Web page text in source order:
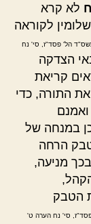
ח לא קרא
לקוראה
הל' פסד"ז, סי' נח
הצדקה
קריאת
התורה, כדי
במנחה של
הרחה
מניעה,
הטבק
סי' נח הערה ט'